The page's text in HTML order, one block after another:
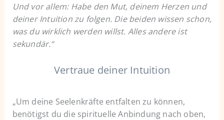
Und vor allem: Habe den Mut, deinem Herzen und
deiner Intuition zu folgen. Die beiden wissen schon,
was du wirklich werden willst. Alles andere ist
sekundär.“
Vertraue deiner Intuition
„Um deine Seelenkräfte entfalten zu können,
benötigst du die spirituelle Anbindung nach oben,